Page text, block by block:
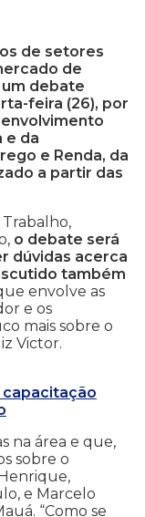
de setores
de
debate
feira (26), por
e da
e Renda, da
a partir das
o debate será
dúvidas acerca
também
envolve as
e os
mais sobre o
Victor.
na área e que,
sobre o
e Marcelo
“Como se